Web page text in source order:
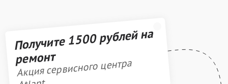
Получите 1500 рублей на
ремонт
Акция сервисного центра